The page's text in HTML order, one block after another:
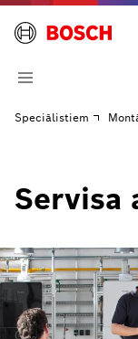
Speciālistiem
Servisa